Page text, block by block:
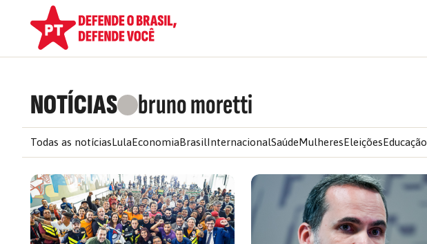
NOTÍCIAS bruno moretti
Todas as notíciasLulaEconomiaBrasilInternacionalSaúdeMulheresEleiçõesEducação